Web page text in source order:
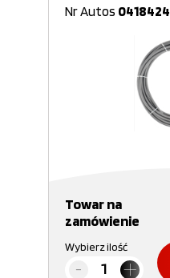
Nr Autos 0418424
Towar na
zamówienie
Wybierz ilość